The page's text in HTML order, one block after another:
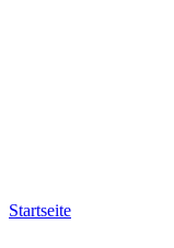
Startseite